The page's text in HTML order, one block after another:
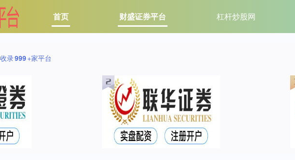
首页 财盛证券平台 杠杆炒股网
录999+家平台